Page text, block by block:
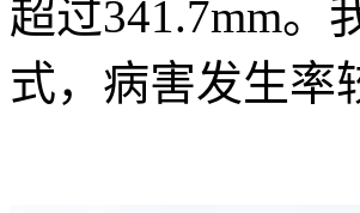
超过341.7mm。
式，病害发生率